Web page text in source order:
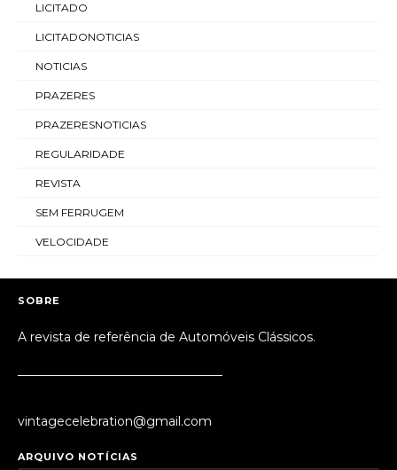
LICITADO
LICITADONOTICIAS
NOTICIAS
PRAZERES
PRAZERESNOTICIAS
REGULARIDADE
REVISTA
SEM FERRUGEM
VELOCIDADE
SOBRE
A revista de referência de Automóveis Clássicos.
vintagecelebration@gmail.com
ARQUIVO NOTÍCIAS